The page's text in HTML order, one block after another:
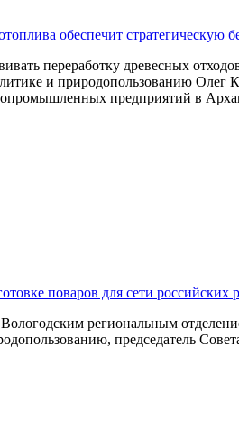
обеспечит стратегическую
переработку древесных
и природопользованию
предприятий в
поваров для сети российских
региональным
председатель